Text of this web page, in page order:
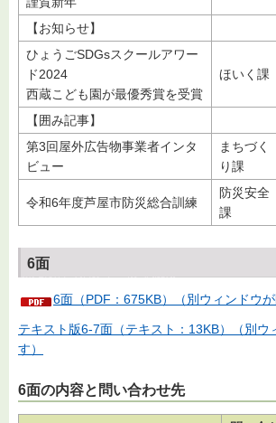
【お知らせ】
ひょうごSDGsスクールアワー
ド2024
西蔵こども園が最優秀賞を受賞
ほいく課
【囲み記事】
第3回屋外広告物事業者インタ
ビュー
まちづく
り課
令和6年度芦屋市防災総合訓練
防災安全
課
6面
6面（PDF：675KB）（別ウィンドウが
テキスト版6-7面（テキスト：13KB）（別ウ
す）
6面の内容と問い合わせ先